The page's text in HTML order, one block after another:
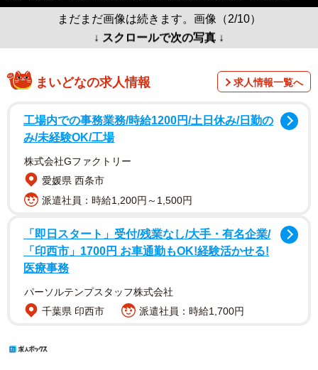
まだまだ画像は続きます。画像（2/10）
↓ スクロールで次の写真 ↓
まいどなの求人情報 求人情報一覧へ
工場内での事務業務/時給1200円/土日休み/日勤の
み/未経験OK/工場
株式会社Gファクトリー
愛媛県 西条市
派遣社員：時給1,200円～1,500円
「即日スタート」受付/残業なし/大手・有名企業/
「印西市」1700円 お車通勤もOK!経験活かせる!
医療事務
パーソルテンプスタッフ株式会社
千葉県 印西市
派遣社員：時給1,700円